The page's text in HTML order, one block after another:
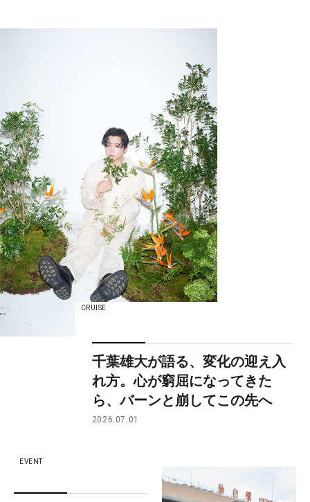
CRUISE
千葉雄大が語る、変化の迎え入
れ方。心が窮屈になってきた
ら、バーンと崩してこの先へ
2026.07.01
EVENT